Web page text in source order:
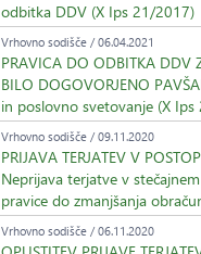
odbitka DDV (X Ips 21/2017)
Vrhovno sodišče / 06.04.2021
PRAVICA DO ODBITKA DDV
BILO DOGOVORJENO
in poslovno svetovanje (X
Vrhovno sodišče / 09.11.2020
PRIJAVA TERJATEV V
Neprijava terjatve v
pravice do zmanjšanja
Vrhovno sodišče / 06.11.2020